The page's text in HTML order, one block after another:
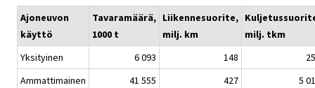
Ajoneuvon
käyttö
Tavaramäärä,
1000 t
Liikennesuorite,
milj. km
milj. tkm
Yksityinen
6 093 148
Ammattimainen
41 555 427
5